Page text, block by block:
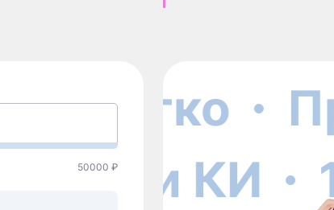
50000 ₽
Легко
КИ